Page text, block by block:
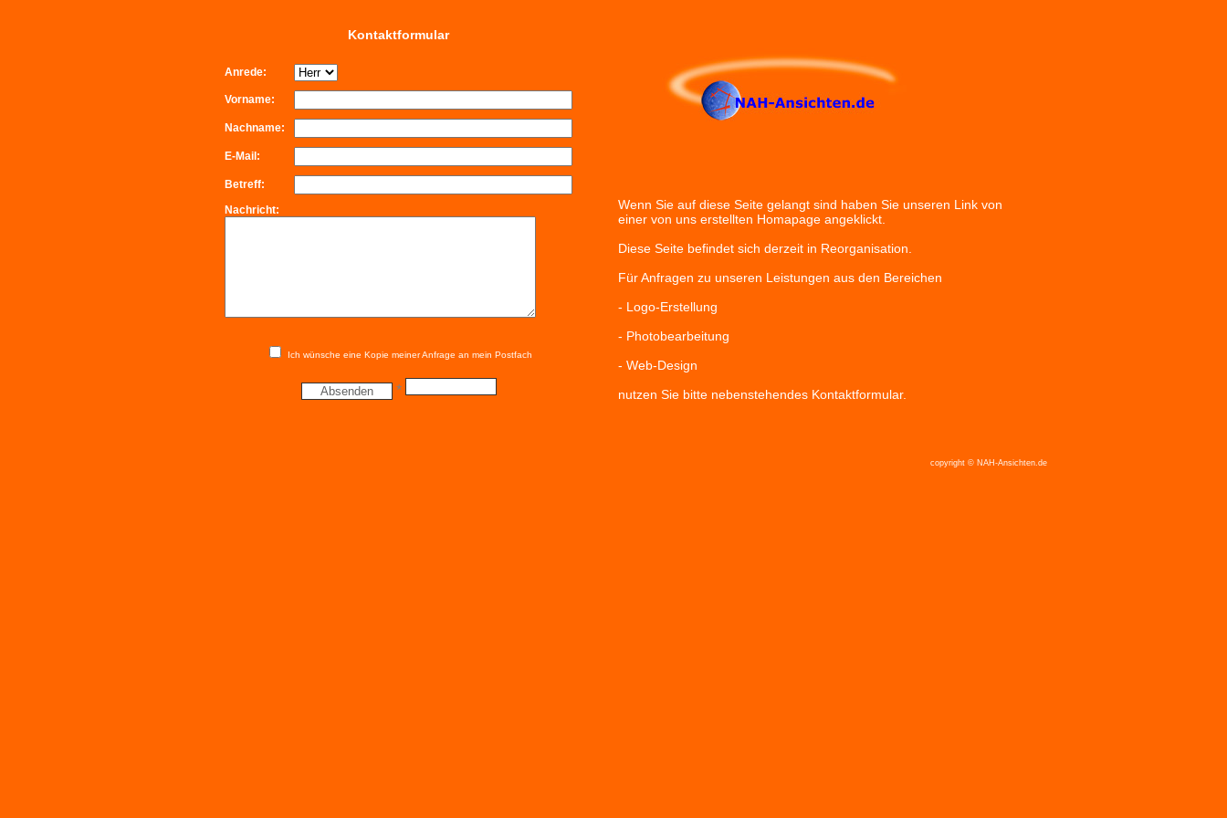
Kontaktformular
Anrede:
Vorname:
Nachname:
E-Mail:
Betreff:
Nachricht:
Ich wünsche eine Kopie meiner Anfrage an mein Postfach
*
Wenn Sie auf diese Seite gelangt sind haben Sie unseren Link von
einer von uns erstellten Homapage angeklickt.
Diese Seite befindet sich derzeit in Reorganisation.
Für Anfragen zu unseren Leistungen aus den Bereichen
- Logo-Erstellung
- Photobearbeitung
- Web-Design
nutzen Sie bitte nebenstehendes Kontaktformular.
copyright © NAH-Ansichten.de